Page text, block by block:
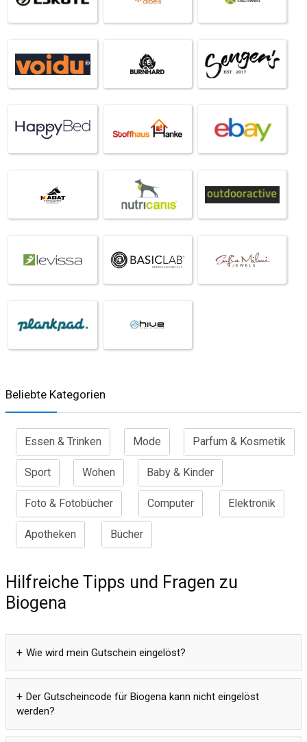
Beliebte Kategorien
Essen & Trinken Mode Parfum & Kosmetik
Sport Wohen Baby & Kinder
Foto & Fotobücher Computer Elektronik
Apotheken Bücher
Hilfreiche Tipps und Fragen zu
Biogena
Wie wird mein Gutschein eingelöst?
Der Gutscheincode für Biogena kann nicht eingelöst
werden?